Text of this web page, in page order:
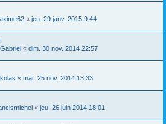
« jeu. 29 janv. 2015 9:44
« dim. 30 nov. 2014 22:57
« mar. 25 nov. 2014 13:33
« jeu. 26 juin 2014 18:01